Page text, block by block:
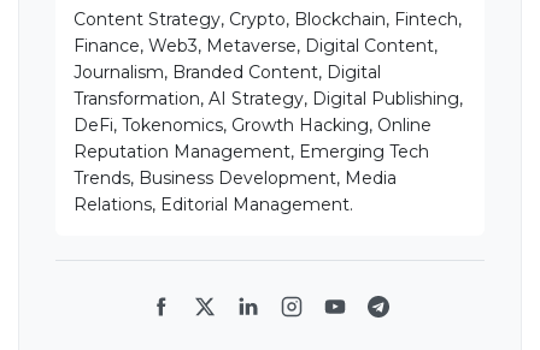
Content Strategy, Crypto, Blockchain, Fintech,
Finance, Web3, Metaverse, Digital Content,
Journalism, Branded Content, Digital
Transformation, AI Strategy, Digital Publishing,
DeFi, Tokenomics, Growth Hacking, Online
Reputation Management, Emerging Tech
Trends, Business Development, Media
Relations, Editorial Management.
Facebook
TwitterLinkedInInstagram
YouTubeTelegram